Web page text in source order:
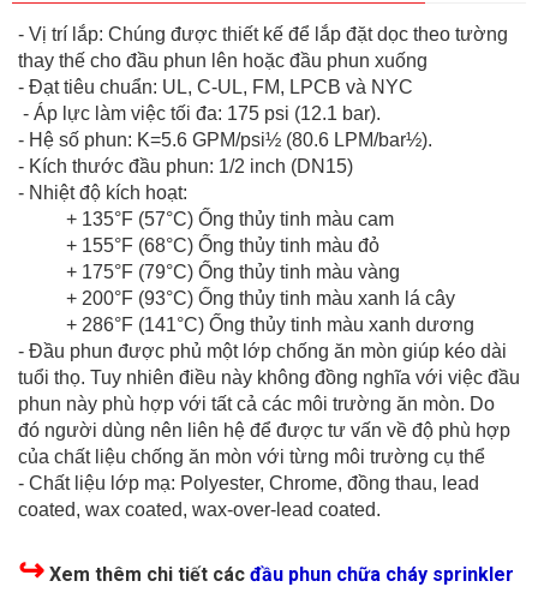
- Vị trí lắp: Chúng được thiết kế để lắp đặt dọc theo tường
thay thế cho đầu phun lên hoặc đầu phun xuống
- Đạt tiêu chuẩn: UL, C-UL, FM, LPCB và NYC
- Áp lực làm việc tối đa: 175 psi (12.1 bar).
- Hệ số phun: K=5.6 GPM/psi½ (80.6 LPM/bar½).
- Kích thước đầu phun: 1/2 inch (DN15)
- Nhiệt độ kích hoạt:
+ 135°F (57°C) Ống thủy tinh màu cam
+ 155°F (68°C) Ống thủy tinh màu đỏ
+ 175°F (79°C) Ống thủy tinh màu vàng
+ 200°F (93°C) Ống thủy tinh màu xanh lá cây
+ 286°F (141°C) Ống thủy tinh màu xanh dương
- Đầu phun được phủ một lớp chống ăn mòn giúp kéo dài
tuổi thọ. Tuy nhiên điều này không đồng nghĩa với việc đầu
phun này phù hợp với tất cả các môi trường ăn mòn. Do
đó người dùng nên liên hệ để được tư vấn về độ phù hợp
của chất liệu chống ăn mòn với từng môi trường cụ thể
- Chất liệu lớp mạ: Polyester, Chrome, đồng thau, lead
coated, wax coated, wax-over-lead coated.
↪ Xem thêm chi tiết các đầu phun chữa cháy sprinkler